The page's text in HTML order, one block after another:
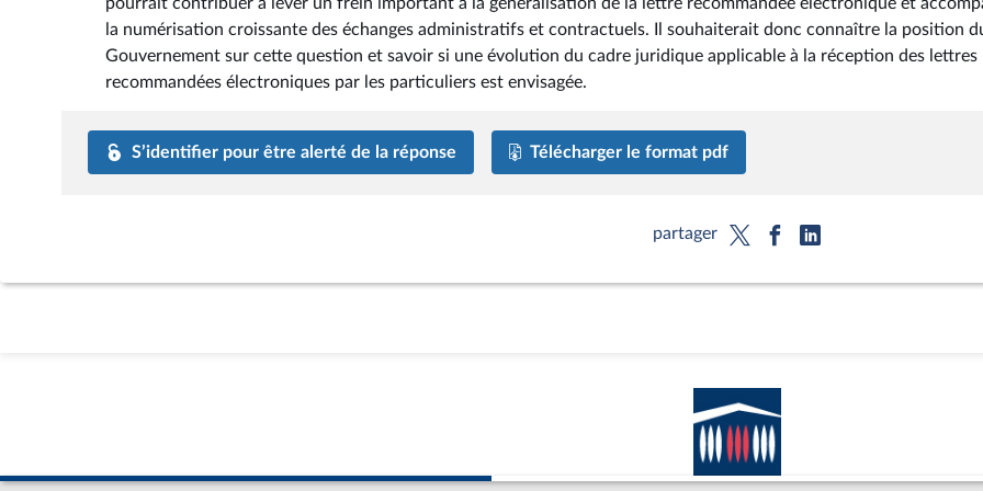
pourrait contribuer à lever un frein important à la généralisation de la lettre recommandée électronique et
la numérisation croissante des échanges administratifs et contractuels. Il souhaiterait donc connaître la position
Gouvernement sur cette question et savoir si une évolution du cadre juridique applicable à la réception des lettres
recommandées électroniques par les particuliers est envisagée.
S’identifier pour être alerté de la réponse Télécharger le format pdf
partager